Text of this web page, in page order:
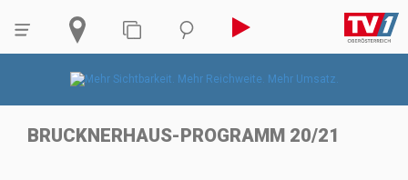
BRUCKNERHAUS-PROGRAMM 20/21